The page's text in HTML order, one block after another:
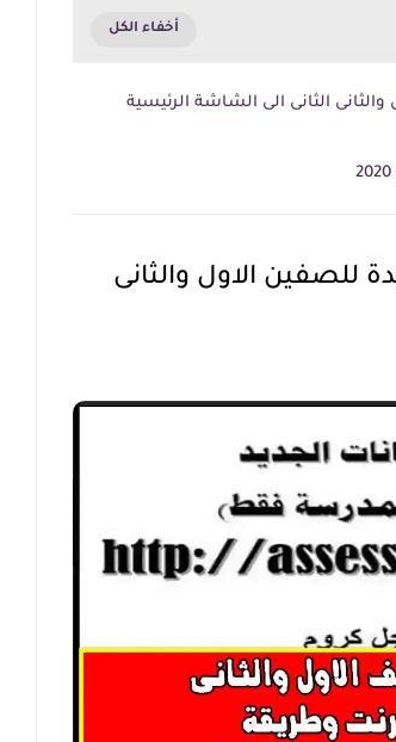
الثانى الى الشاشة الرئيسية
للصفين الاول والثانى